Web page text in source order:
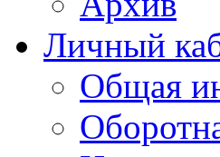
Личный
Общая